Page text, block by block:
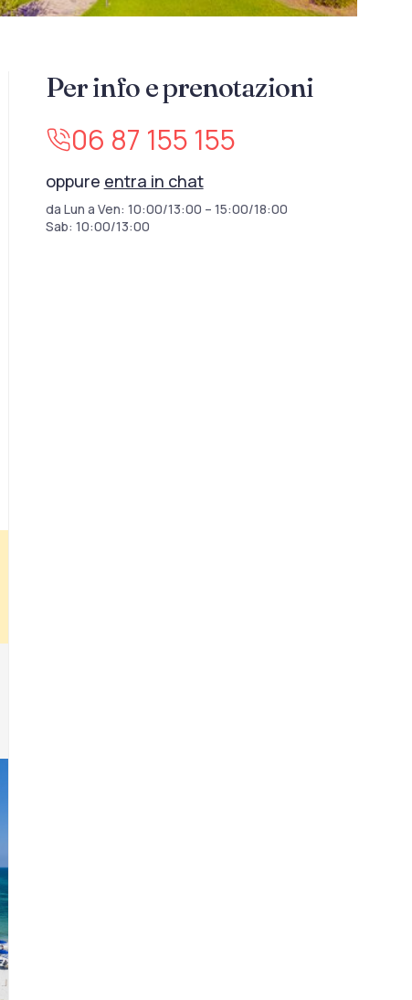
Per info e prenotazioni
06 87 155 155
oppure entra in chat
da Lun a Ven: 10:00/13:00 – 15:00/18:00
Sab: 10:00/13:00